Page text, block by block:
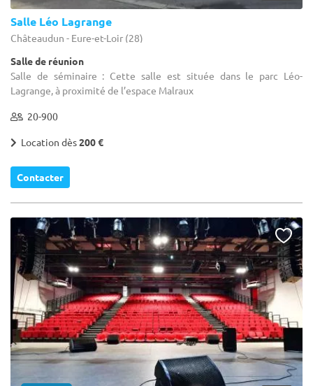
Salle Léo Lagrange
Châteaudun - Eure-et-Loir (28)
Salle de réunion
Salle de séminaire : Cette salle est située dans le parc Léo-
Lagrange, à proximité de l’espace Malraux
20-900
Location dès200 €
Contacter